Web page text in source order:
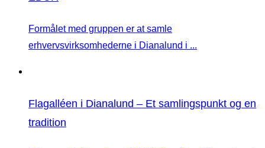
Formålet med gruppen er at samle
erhvervsvirksomhederne i Dianalund i ...
Flagalléen i Dianalund – Et samlingspunkt og en
tradition